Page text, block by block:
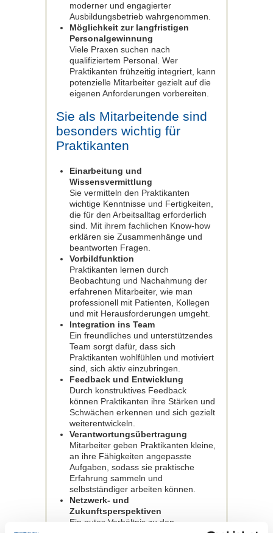
moderner und engagierter
Ausbildungsbetrieb wahrgenommen.
Möglichkeit zur langfristigen
Personalgewinnung
Viele Praxen suchen nach
qualifiziertem Personal. Wer
Praktikanten frühzeitig integriert, kann
potenzielle Mitarbeiter gezielt auf die
eigenen Anforderungen vorbereiten.
Sie als Mitarbeitende sind
besonders wichtig für
Praktikanten
Einarbeitung und
Wissensvermittlung
Sie vermitteln den Praktikanten
wichtige Kenntnisse und Fertigkeiten,
die für den Arbeitsalltag erforderlich
sind. Mit ihrem fachlichen Know-how
erklären sie Zusammenhänge und
beantworten Fragen.
Vorbildfunktion
Praktikanten lernen durch
Beobachtung und Nachahmung der
erfahrenen Mitarbeiter, wie man
professionell mit Patienten, Kollegen
und mit Herausforderungen umgeht.
Integration ins Team
Ein freundliches und unterstützendes
Team sorgt dafür, dass sich
Praktikanten wohlfühlen und motiviert
sind, sich aktiv einzubringen.
Feedback und Entwicklung
Durch konstruktives Feedback
können Praktikanten ihre Stärken und
Schwächen erkennen und sich gezielt
weiterentwickeln.
Verantwortungsübertragung
Mitarbeiter geben Praktikanten kleine,
an ihre Fähigkeiten angepasste
Aufgaben, sodass sie praktische
Erfahrung sammeln und
selbstständiger arbeiten können.
Netzwerk- und
Zukunftsperspektiven
Ein gutes Verhältnis zu den